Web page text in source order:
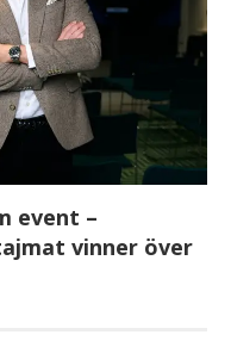
event –
vinner över